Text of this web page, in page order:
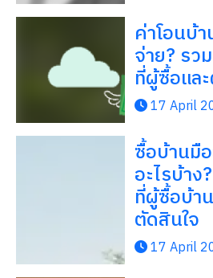
ค่าโอนบ้
จ่าย? รว
ที่ผู้ซื้อแล
17 April
ซื้อบ้านมื
อะไรบ้า
ที่ผู้ซื้อบ้า
ตัดสินใจ
17 April